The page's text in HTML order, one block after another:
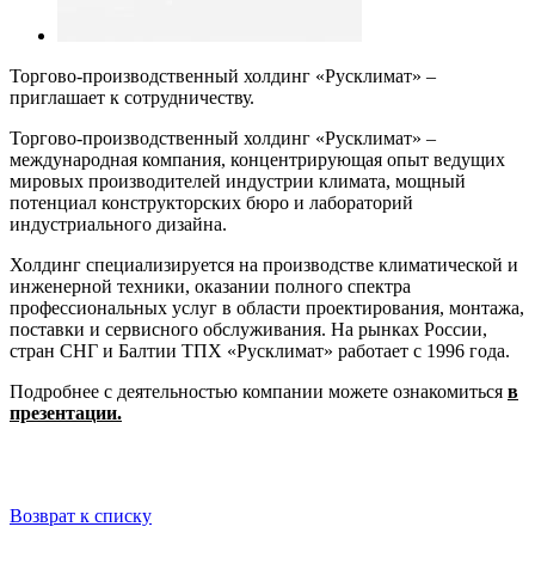
Торгово-производственный холдинг «Русклимат» –
приглашает к сотрудничеству.
Торгово-производственный холдинг «Русклимат» –
международная компания, концентрирующая опыт ведущих
мировых производителей индустрии климата, мощный
потенциал конструкторских бюро и лабораторий
индустриального дизайна.
Холдинг специализируется на производстве климатической и
инженерной техники, оказании полного спектра
профессиональных услуг в области проектирования, монтажа,
поставки и сервисного обслуживания. На рынках России,
стран СНГ и Балтии ТПХ «Русклимат» работает с 1996 года.
Подробнее с деятельностью компании можете ознакомиться в
презентации.
Возврат к списку